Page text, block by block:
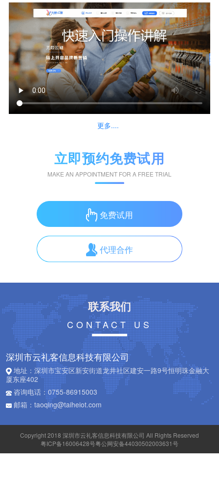
更多....
立即预约免费试用
MAKE AN APPOINTMENT FOR A FREE TRIAL
免费试用
代理合作
联系我们
CONTACT US
深圳市云礼客信息科技有限公司
地址：深圳市宝安区新安街道龙井社区建安一路9号恒明珠金融大
厦东座402
咨询电话：0755-86915003
邮箱：taoqing@taiheiot.com
Copyright 2018 深圳市云礼客信息科技有限公司 All Rights Reserved
粤ICP备16006428号粤公网安备44030502003631号